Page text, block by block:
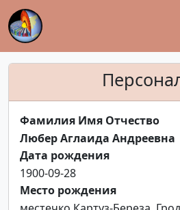
Фамилия Имя Отчество
Любер Аглаида Андреевна
Дата рождения
1900-09-28
Место рождения